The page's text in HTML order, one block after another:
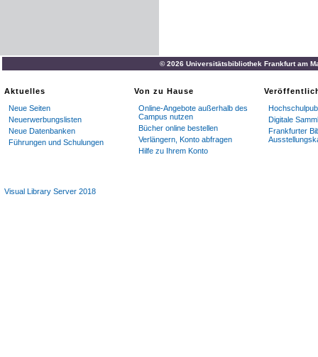
© 2026 Universitätsbibliothek Frankfurt am
Aktuelles
Neue Seiten
Neuerwerbungslisten
Neue Datenbanken
Führungen und Schulungen
Von zu Hause
Online-Angebote außerhalb des
Campus nutzen
Bücher online bestellen
Verlängern, Konto abfragen
Hilfe zu Ihrem Konto
Digitale
Frankfurter
Visual Library Server 2018